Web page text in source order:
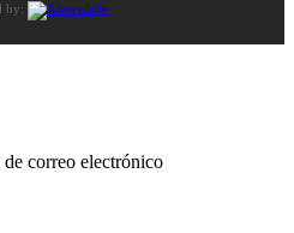
by:
correo electrónico